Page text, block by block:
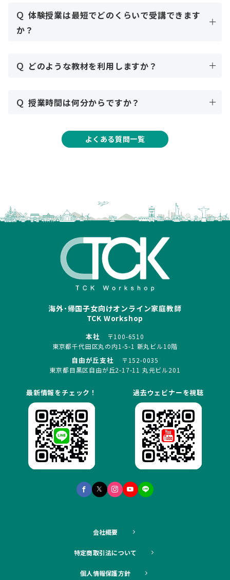
Q 体験授業は最短でどのくらいで受講できます
か？
Q どのような教材を利用しますか？
Q 授業時間は何分からですか？
よくある質問一覧
海外･帰国子女向けオンライン家庭教師
TCK Workshop
本社
〒100-6510
東京都千代田区丸の内1-5-1 新丸ビル10階
自由が丘支社
〒152-0035
東京都目黒区自由が丘2-17-11 丸元ビル201
最新情報をチェック！ 過去ウェビナーを視聴
会社概要
特定商取引法について
個人情報保護方針